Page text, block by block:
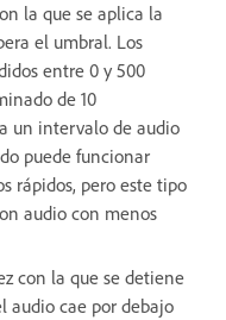
la que se aplica la
el umbral. Los
entre 0 y 500
de 10
un intervalo de audio
puede funcionar
rápidos, pero este tipo
audio con menos
con la que se detiene
audio cae por debajo